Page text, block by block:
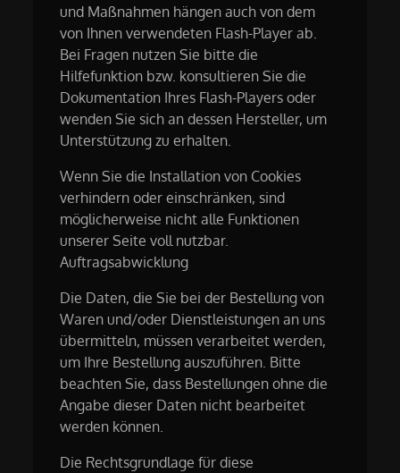
und Maßnahmen hängen auch von dem
von Ihnen verwendeten Flash-Player ab.
Bei Fragen nutzen Sie bitte die
Hilfefunktion bzw. konsultieren Sie die
Dokumentation Ihres Flash-Players oder
wenden Sie sich an dessen Hersteller, um
Unterstützung zu erhalten.
Wenn Sie die Installation von Cookies
verhindern oder einschränken, sind
möglicherweise nicht alle Funktionen
unserer Seite voll nutzbar.
Auftragsabwicklung
Die Daten, die Sie bei der Bestellung von
Waren und/oder Dienstleistungen an uns
übermitteln, müssen verarbeitet werden,
um Ihre Bestellung auszuführen. Bitte
beachten Sie, dass Bestellungen ohne die
Angabe dieser Daten nicht bearbeitet
werden können.
Die Rechtsgrundlage für diese